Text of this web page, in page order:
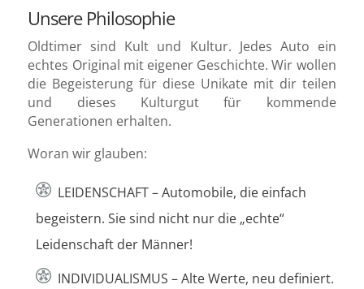
Unsere Philosophie
Oldtimer sind Kult und Kultur. Jedes Auto ein
echtes Original mit eigener Geschichte. Wir wollen
die Begeisterung für diese Unikate mit dir teilen
und dieses Kulturgut für kommende
Generationen erhalten.
Woran wir glauben:
LEIDENSCHAFT – Automobile, die einfach
begeistern. Sie sind nicht nur die „echte“
Leidenschaft der Männer!
INDIVIDUALISMUS – Alte Werte, neu definiert.